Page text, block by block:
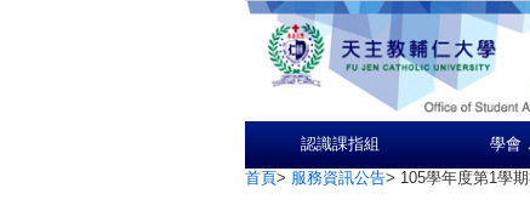
認識課指組 學會
首頁> 服務資訊公告> 105學年度第1學